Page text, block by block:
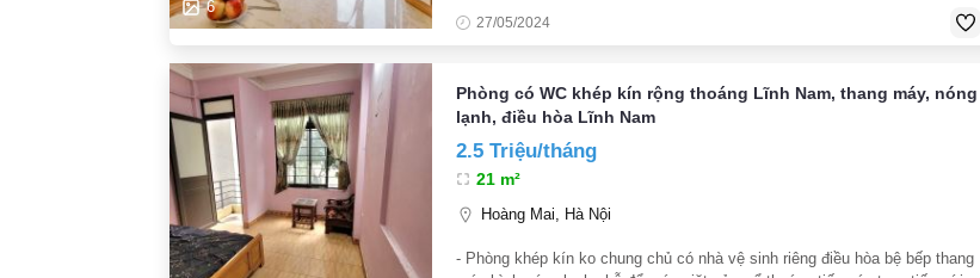
6
27/05/2024
Phòng có WC khép kín rộng thoáng Lĩnh Nam, thang máy, nóng
lạnh, điều hòa Lĩnh Nam
2.5 Triệu/tháng
21 m²
Hoàng Mai, Hà Nội
- Phòng khép kín ko chung chủ có nhà vệ sinh riêng điều hòa bệ bếp thang